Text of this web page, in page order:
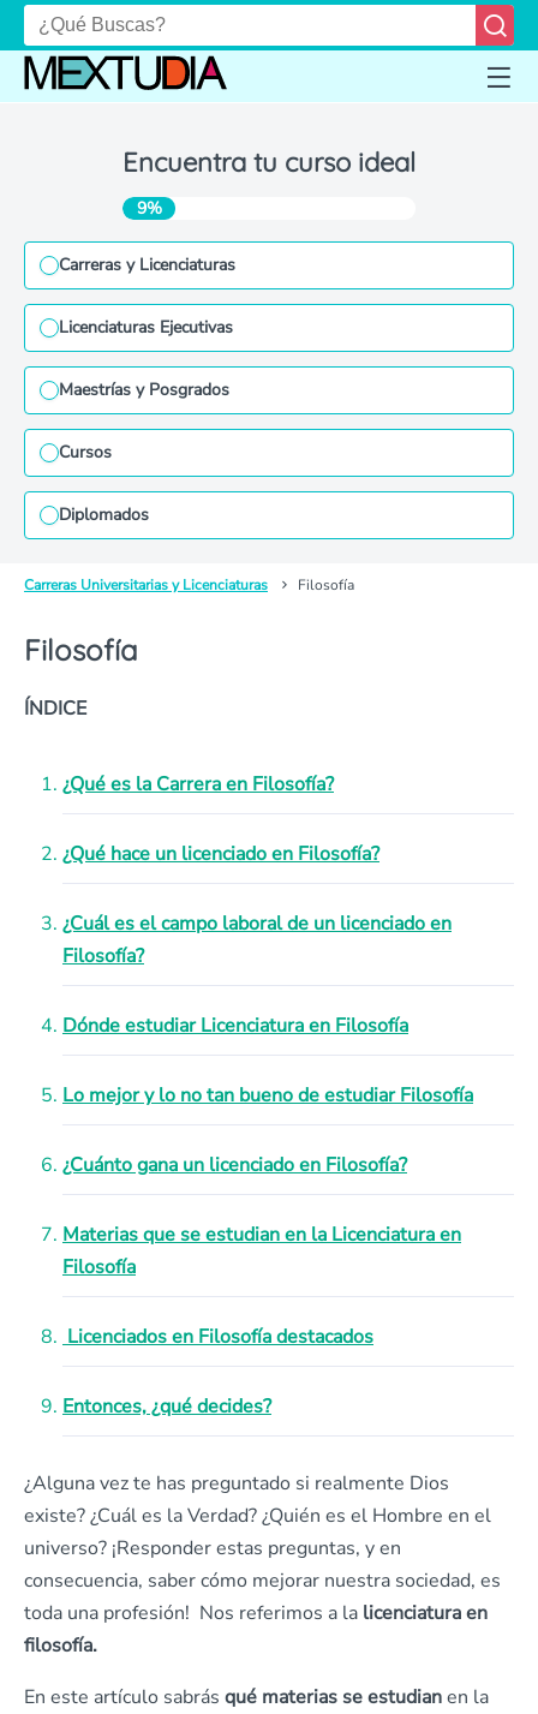
Encuentra tu curso ideal
9%
Carreras y Licenciaturas
Licenciaturas Ejecutivas
Maestrías y Posgrados
Cursos
Diplomados
Carreras Universitarias y Licenciaturas Filosofía
Filosofía
ÍNDICE
¿Qué es la Carrera en Filosofía?
¿Qué hace un licenciado en Filosofía?
¿Cuál es el campo laboral de un licenciado en
Filosofía?
Dónde estudiar Licenciatura en Filosofía
Lo mejor y lo no tan bueno de estudiar Filosofía
¿Cuánto gana un licenciado en Filosofía?
Materias que se estudian en la Licenciatura en
Filosofía
Licenciados en Filosofía destacados
Entonces, ¿qué decides?
¿Alguna vez te has preguntado si realmente Dios
existe? ¿Cuál es la Verdad? ¿Quién es el Hombre en el
universo? ¡Responder estas preguntas, y en
consecuencia, saber cómo mejorar nuestra sociedad, es
toda una profesión! Nos referimos a la licenciatura en
filosofía.
En este artículo sabrás qué materias se estudianen la